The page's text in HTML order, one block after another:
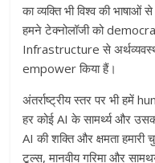
का व्यक्ति भी विश्व की
हमने टेक्नोलॉजी को
Infrastructure से
empower किया हैं।
अंतर्राष्ट्रीय स्तर पर भी हमें
हर कोई AI के सामर्थ्य और
AI की शक्ति और क्षमता हमारी
टूल्स, मानवीय गरिमा और